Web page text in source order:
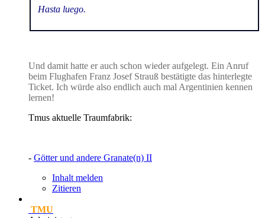
Hasta luego.
Und damit hatte er auch schon wieder aufgelegt. Ein Anruf
beim Flughafen Franz Josef Strauß bestätigte das hinterlegte
Ticket. Ich würde also endlich auch mal Argentinien kennen
lernen!
Tmus aktuelle Traumfabrik:
- Götter und andere Granate(n) II
Inhalt melden
Zitieren
TMU